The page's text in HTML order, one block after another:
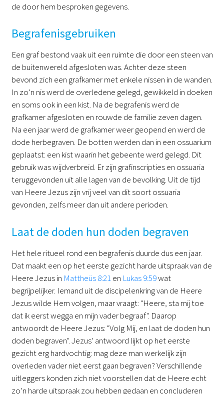
de door hem besproken gegevens.
Begrafenisgebruiken
Een graf bestond vaak uit een ruimte die door een steen van
de buitenwereld afgesloten was. Achter deze steen
bevond zich een grafkamer met enkele nissen in de wanden.
In zo’n nis werd de overledene gelegd, gewikkeld in doeken
en soms ook in een kist. Na de begrafenis werd de
grafkamer afgesloten en rouwde de familie zeven dagen.
Na een jaar werd de grafkamer weer geopend en werd de
dode herbegraven. De botten werden dan in een ossuarium
geplaatst: een kist waarin het gebeente werd gelegd. Dit
gebruik was wijdverbreid. Er zijn grafinscripties en ossuaria
teruggevonden uit alle lagen van de bevolking. Uit de tijd
van Heere Jezus zijn vrij veel van dit soort ossuaria
gevonden, zelfs meer dan uit andere perioden.
Laat de doden hun doden begraven
Het hele ritueel rond een begrafenis duurde dus een jaar.
Dat maakt een op het eerste gezicht harde uitspraak van de
Heere Jezus in Mattheüs 8:21en Lukas 9:59wat
begrijpelijker. Iemand uit de discipelenkring van de Heere
Jezus wilde Hem volgen, maar vraagt: "Heere, sta mij toe
dat ik eerst wegga en mijn vader begraaf". Daarop
antwoordt de Heere Jezus: "Volg Mij, en laat de doden hun
doden begraven". Jezus’ antwoord lijkt op het eerste
gezicht erg hardvochtig: mag deze man werkelijk zijn
overleden vader niet eerst gaan begraven? Verschillende
uitleggers konden zich niet voorstellen dat de Heere echt
zo’n harde uitspraak zou hebben gedaan en concluderen